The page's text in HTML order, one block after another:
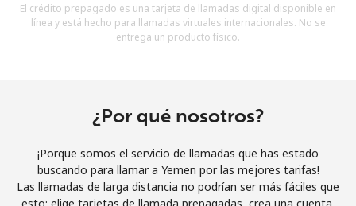
Al abrir una cuenta en este sitio web, estoy de acuerdo con
Términos y condiciones.
Únete
El crédito prepagado es una tarjeta de llamadas digital disponible en
línea y está hecho para llamadas virtuales internacionales. No se
entrega un producto físico.
¿Por qué nosotros?
¡Porque somos el servicio de llamadas que has estado
buscando para llamar a Yemen por las mejores tarifas!
Las llamadas de larga distancia no podrían ser más fáciles que